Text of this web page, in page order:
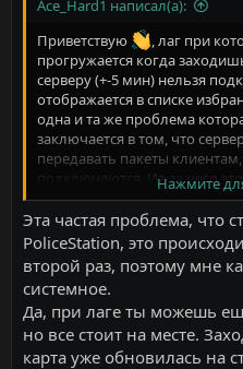
Ace_Hard1 написал(а):
Приветствую
, лаг при
прогружается когда
серверу (+-5 мин) нельзя
отображается в списке
одна и та же проблема
заключается в том, что
передавать пакеты
подключаются. Из-за чего
думаю.
По поводу смены карты,
именно крашнулся(в какое
зависло, вы могли
отвечал, после чего вас
сменил карту возможно
такой вопрос, а потому что
Нажмите
Эта частая проблема, что
PoliceStation, это
второй раз, поэтому мне
системное.
Да, при лаге ты можешь
но все стоит на месте.
карта уже обновилась на